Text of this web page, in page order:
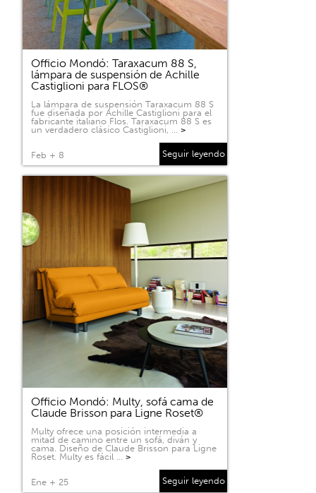
Officio Mondó: Taraxacum 88 S,
lámpara de suspensión de Achille
Castiglioni para FLOS®
La lámpara de suspensión Taraxacum 88 S
fue diseñada por Achille Castiglioni para el
fabricante italiano Flos. Taraxacum 88 S es
un verdadero clásico Castiglioni, … >
Feb + 8 Seguir leyendo
Officio Mondó: Multy, sofá cama de
Claude Brisson para Ligne Roset®
Multy ofrece una posición intermedia a
mitad de camino entre un sofá, diván y
cama. Diseño de Claude Brisson para Ligne
Roset. Multy es fácil … >
Ene + 25 Seguir leyendo